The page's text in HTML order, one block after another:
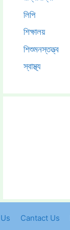
লিপি
শিক্ষালয়
শিশুমনস্তত্ত্ব
স্বাস্থ্য
Cantact Us